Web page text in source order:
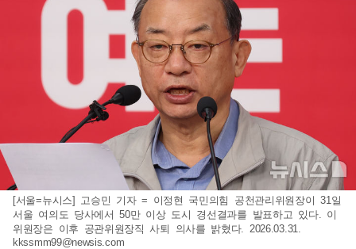
[서울=뉴시스] 고승민 기자 = 이정현 국민의힘 공천관리위원장이 31일
서울 여의도 당사에서 50만 이상 도시 경선결과를 발표하고 있다. 이
위원장은 이후 공관위원장직 사퇴 의사를 밝혔다. 2026.03.31.
kkssmm99@newsis.com